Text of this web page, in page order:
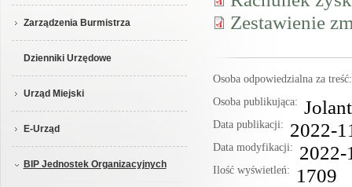
Zarządzenia Burmistrza
Dzienniki Urzędowe
Urząd Miejski
E-Urząd
BIP Jednostek Organizacyjnych
Zestawienie
Osoba odpowiedzialna za
Osoba publikująca:
Data publikacji: 2022-
Data modyfikacji: 2022-
Ilość wyświetleń: 1709